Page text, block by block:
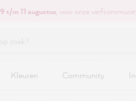
9 t/m 11 augustus, voor onze
Kleuren Community